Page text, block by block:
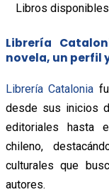
Libros
Librería
novela, un perfil
Librería Catalonia
desde sus inicios
editoriales hasta
chileno,
culturales que
autores.